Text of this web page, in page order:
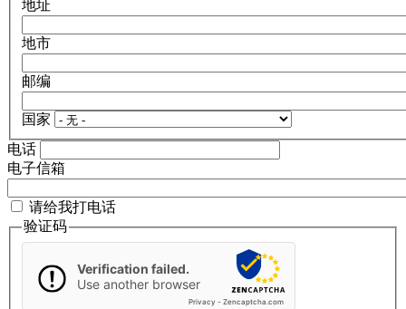
地址
地市
邮编
国家
电话
电子信箱
请给我打电话
验证码
Verification failed.
Use another browser
Privacy - Zencaptcha.com